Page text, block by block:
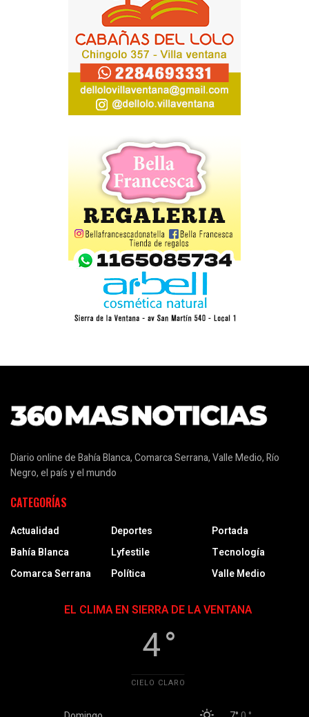
Diario online de Bahía Blanca, Comarca Serrana, Valle Medio, Río
Negro, el país y el mundo
CATEGORÍAS
Actualidad
Bahía Blanca
Comarca Serrana
Deportes
Lyfestile
Política
Portada
Tecnología
Valle Medio
EL CLIMA EN SIERRA DE LA VENTANA
4 °
CIELO CLARO